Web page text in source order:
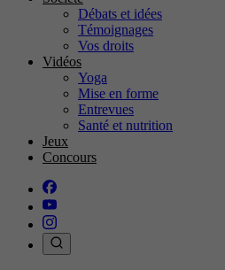
Débats et idées
Témoignages
Vos droits
Vidéos
Yoga
Mise en forme
Entrevues
Santé et nutrition
Jeux
Concours